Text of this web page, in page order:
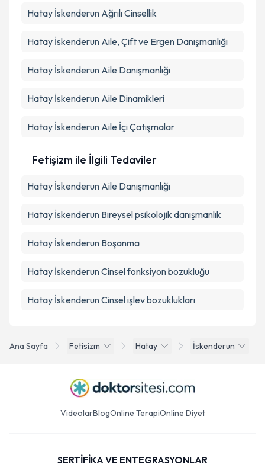
Ana Sayfa Fetisizm Hatay İskenderun
Hatay İskenderun Ağrılı Cinsellik
Hatay İskenderun Aile, Çift ve Ergen Danışmanlığı
Hatay İskenderun Aile Danışmanlığı
Hatay İskenderun Aile Dinamikleri
Hatay İskenderun Aile İçi Çatışmalar
Fetişizm ile İlgili Tedaviler
Hatay İskenderun Aile Danışmanlığı
Hatay İskenderun Bireysel psikolojik danışmanlık
Hatay İskenderun Boşanma
Hatay İskenderun Cinsel fonksiyon bozukluğu
Hatay İskenderun Cinsel işlev bozuklukları
VideolarBlogOnline TerapiOnline Diyet
SERTİFİKA VE ENTEGRASYONLAR